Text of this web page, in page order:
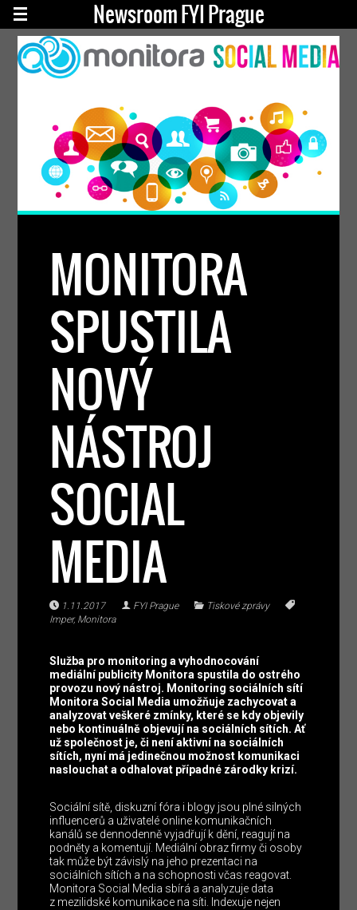
Newsroom FYI Prague
MONITORA
SPUSTILA
NOVÝ
NÁSTROJ
SOCIAL
MEDIA
1.11.2017 FYI Prague
Tiskové zprávy
Imper, Monitora
Služba pro monitoring a vyhodnocování
mediální publicity Monitora spustila do ostrého
provozu nový nástroj. Monitoring sociálních sítí
Monitora Social Media umožňuje zachycovat a
analyzovat veškeré zmínky, které se kdy objevily
nebo kontinuálně objevují na sociálních sítích. Ať
už společnost je, či není aktivní na sociálních
sítích, nyní má jedinečnou možnost komunikaci
naslouchat a odhalovat případné zárodky krizí.
Sociální sítě, diskuzní fóra i blogy jsou plné silných
influencerů a uživatelé online komunikačních
kanálů se dennodenně vyjadřují k dění, reagují na
podněty a komentují. Mediální obraz firmy či osoby
tak může být závislý na jeho prezentaci na
sociálních sítích a na schopnosti včas reagovat.
Monitora Social Media sbírá a analyzuje data
z mezilidské komunikace na síti. Indexuje nejen